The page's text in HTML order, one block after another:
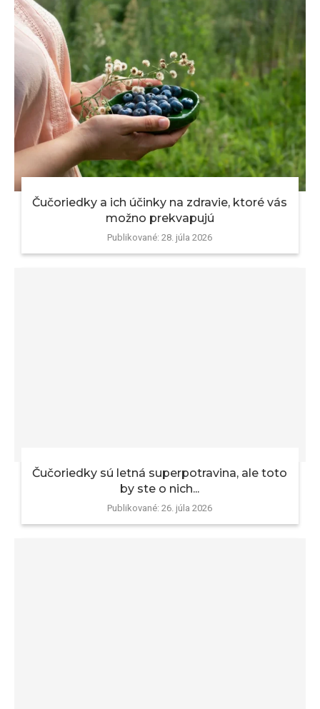
Čučoriedky a ich účinky na zdravie, ktoré vás
možno prekvapujú
Publikované: 28. júla 2026
Čučoriedky sú letná superpotravina, ale toto
by ste o nich...
Publikované: 26. júla 2026